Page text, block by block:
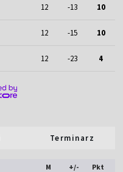
12 -13 10
12 -15 10
12 -23 4
Terminarz
M +/- Pkt